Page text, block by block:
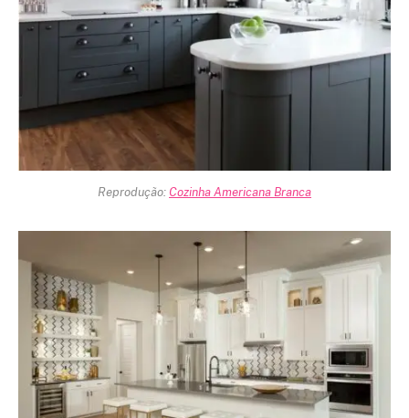
Reprodução: Cozinha Americana Branca